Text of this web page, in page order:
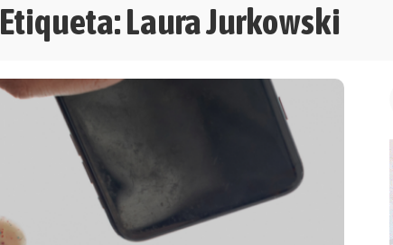
Etiqueta:Laura Jurkowski